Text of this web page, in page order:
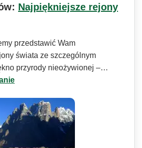
Najpiękniejsze rejony
przedstawić Wam
świata ze szczególnym
przyrody nieożywionej –…